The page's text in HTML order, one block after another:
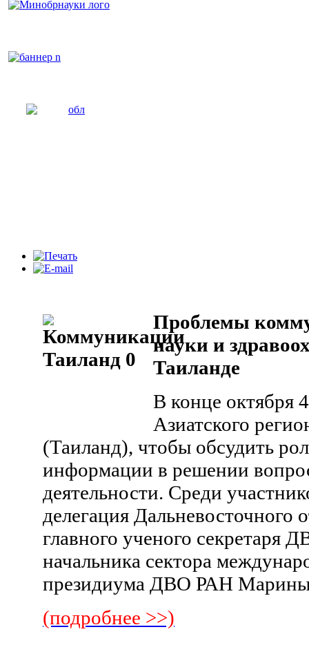
Проблемы
науки и
Таиланде
В конце октября
Азиатского
(Таиланд), чтобы обсудить
информации в решении
деятельности. Среди
делегация Дальневосточного
главного ученого секретаря
начальника сектора
президиума ДВО РАН
(подробнее >>)